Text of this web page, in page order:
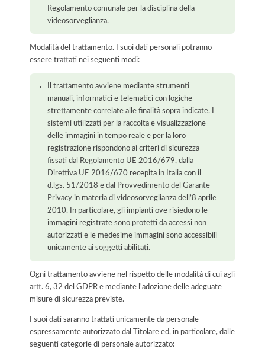
Regolamento comunale per la disciplina della
videosorveglianza.
Modalità del trattamento. I suoi dati personali potranno
essere trattati nei seguenti modi:
Il trattamento avviene mediante strumenti
manuali, informatici e telematici con logiche
strettamente correlate alle finalità sopra indicate. I
sistemi utilizzati per la raccolta e visualizzazione
delle immagini in tempo reale e per la loro
registrazione rispondono ai criteri di sicurezza
fissati dal Regolamento UE 2016/679, dalla
Direttiva UE 2016/670 recepita in Italia con il
d.lgs. 51/2018 e dal Provvedimento del Garante
Privacy in materia di videosorveglianza dell’8 aprile
2010. In particolare, gli impianti ove risiedono le
immagini registrate sono protetti da accessi non
autorizzati e le medesime immagini sono accessibili
unicamente ai soggetti abilitati.
Ogni trattamento avviene nel rispetto delle modalità di cui agli
artt. 6, 32 del GDPR e mediante l'adozione delle adeguate
misure di sicurezza previste.
I suoi dati saranno trattati unicamente da personale
espressamente autorizzato dal Titolare ed, in particolare, dalle
seguenti categorie di personale autorizzato: